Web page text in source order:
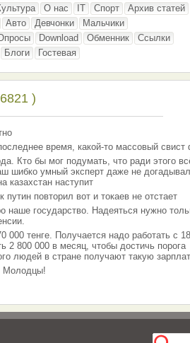
О нас IT Спорт
Архив статей
Авто Девчонки
Мальчики
Download Обменник
Ссылки
Блоги Гостевая
)
время, какой-то массовый свист
Кто бы мог подумать, что ради этого
шибко умный эксперт даже не
казахстан наступит
путин повторил вот и токаев не отстает
наше государство. Надеяться нужно
000 тенге. Получается надо работать с
2 800 000 в месяц, чтобы достичь порога
людей в стране получают такую
Молодцы!